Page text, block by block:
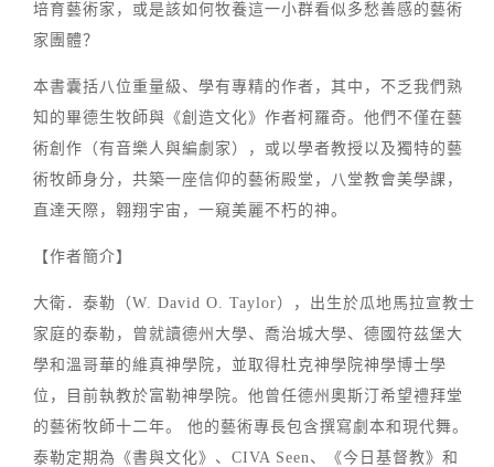
培育藝術家，或是該如何牧養這一小群看似多愁善感的藝術
家團體？
本書囊括八位重量級、學有專精的作者，其中，不乏我們熟
知的畢德生牧師與《創造文化》作者柯羅奇。他們不僅在藝
術創作（有音樂人與編劇家），或以學者教授以及獨特的藝
術牧師身分，共築一座信仰的藝術殿堂，八堂教會美學課，
直達天際，翱翔宇宙，一窺美麗不朽的神。
【作者簡介】
大衛．泰勒（W. David O. Taylor），出生於瓜地馬拉宣教士
家庭的泰勒，曾就讀德州大學、喬治城大學、德國符茲堡大
學和溫哥華的維真神學院，並取得杜克神學院神學博士學
位，目前執教於富勒神學院。他曾任德州奧斯汀希望禮拜堂
的藝術牧師十二年。 他的藝術專長包含撰寫劇本和現代舞。
泰勒定期為《書與文化》、CIVA Seen、《今日基督教》和